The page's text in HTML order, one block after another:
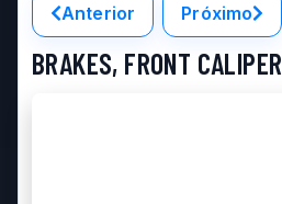
Anterior Próximo
BRAKES, FRONT CALIPER